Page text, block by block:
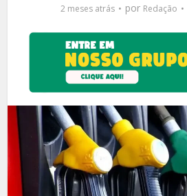
2 meses atrás por Redação